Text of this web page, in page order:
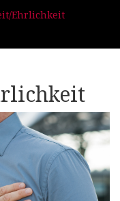
Ehrlichkeit